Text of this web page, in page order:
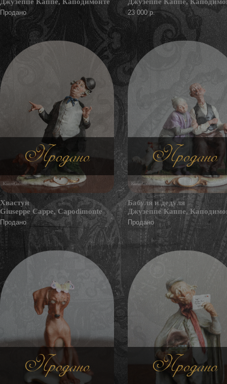
Продано 23 000 р.
Продано
Хвастун
Giuseppe Cappe, Capodimonte
Продано
Продано
Бабуля и дедуля
Джузеппе Каппе,
Продано
Продано Продано